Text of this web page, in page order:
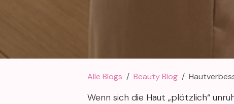
Alle Blogs Beauty Blog
Wenn sich die Haut „plötzlich“